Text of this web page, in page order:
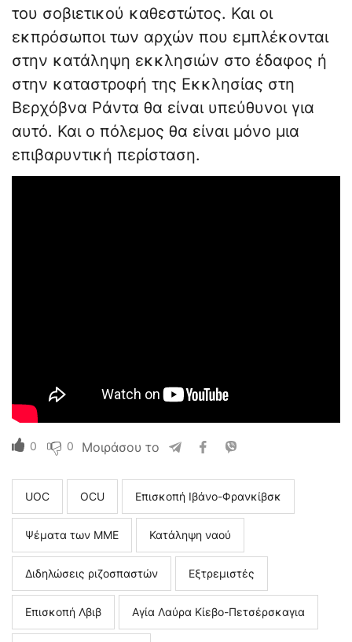
του σοβιετικού καθεστώτος. Και οι
εκπρόσωποι των αρχών που εμπλέκονται
στην κατάληψη εκκλησιών στο έδαφος ή
στην καταστροφή της Εκκλησίας στη
Βερχόβνα Ράντα θα είναι υπεύθυνοι για
αυτό. Και ο πόλεμος θα είναι μόνο μια
επιβαρυντική περίσταση.
0 0 Μοιράσου το
UOC ΟCU Επισκοπή Ιβάνο-Φρανκίβσκ
Ψέματα των ΜΜΕ Κατάληψη ναού
Διδηλώσεις ριζοσπαστών Εξτρεμιστές
Επισκοπή Λβιβ Αγία Λαύρα Κίεβο-Πετσέρσκαγια